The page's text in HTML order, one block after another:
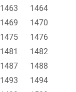
1463
1464
1469
1470
1475
1476
1481
1482
1487
1488
1493
1494